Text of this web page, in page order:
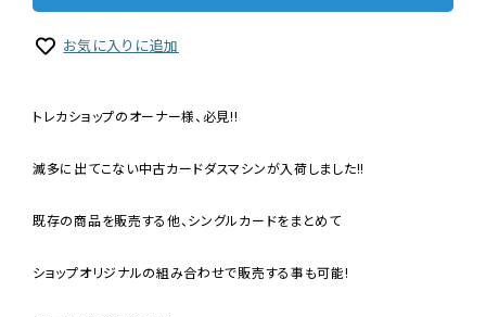
お気に入りに追加
トレカショップのオーナー様、必見!!
滅多に出てこない中古カードダスマシンが入荷しました!!
既存の商品を販売する他、シングルカードをまとめて
ショップオリジナルの組み合わせで販売する事も可能!